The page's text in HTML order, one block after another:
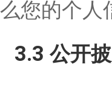
么您的个人
3.3 公开